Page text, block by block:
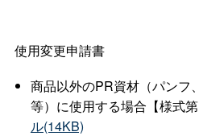
使用変更申請書
商品以外のPR資材（パンフ
等）に使用する場合【様式
ル(14KB)